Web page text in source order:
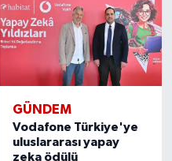
GÜNDEM
Vodafone Türkiye'ye
uluslararası yapay
zeka ödülü